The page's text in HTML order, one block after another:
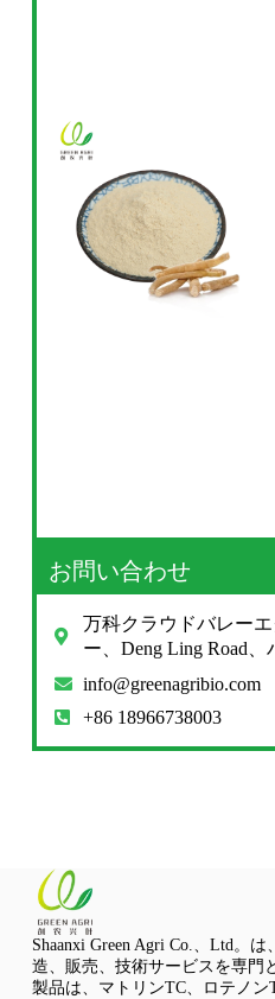
お問い合わせ
万科クラウドバレー
ー、Deng Ling Road
info@greenagribio.com
+86 18966738003
Shaanxi Green Agri Co.、Ltd。
造、販売、技術サービスを専門
製品は、マトリンTC、ロテノ